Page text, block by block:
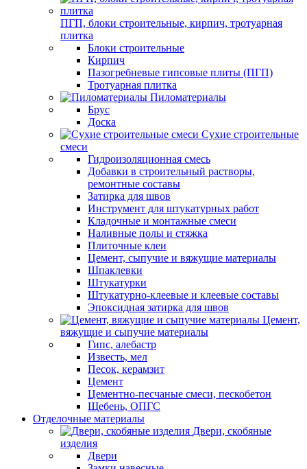
ПГП, блоки строительные, кирпич, тротуарная
плитка
Блоки строительные
Кирпич
Пазогребневые гипсовые плиты (ПГП)
Тротуарная плитка
Пиломатериалы
Брус
Доска
Сухие строительные
смеси
Гидроизоляционная смесь
Добавки в строительный растворы,
ремонтные составы
Затирка для швов
Инструмент для штукатурных работ
Кладочные и монтажные смеси
Наливные полы и стяжка
Плиточные клеи
Цемент, сыпучие и вяжущие материалы
Шпаклевки
Штукатурки
Штукатурно-клеевые и клеевые составы
Эпоксидная затирка для швов
Цемент,
вяжущие и сыпучие материалы
Гипс, алебастр
Известь, мел
Песок, керамзит
Цемент
Цементно-песчаные смеси, пескобетон
Щебень, ОПГС
Отделочные материалы
Двери, скобяные
изделия
Двери